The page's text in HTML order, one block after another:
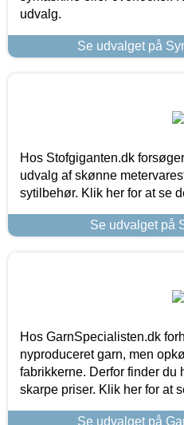
udvalg.
Se udvalget på
Hos Stofgiganten.dk
udvalg af skønne
sytilbehør. Klik her for at se
Se udvalget på
Hos GarnSpecialisten.dk
nyproduceret garn, men
fabrikkerne. Derfor finder du
skarpe priser. Klik her for at
Se udvalget på